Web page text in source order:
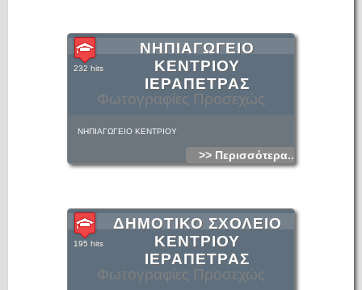
Φωτογραφίες Προσεχώς
ΝΗΠΙΑΓΩΓΕΙΟ
ΚΕΝΤΡΙΟΥ
ΙΕΡΑΠΕΤΡΑΣ
232 hits
ΝΗΠΙΑΓΩΓΕΙΟ ΚΕΝΤΡΙΟΥ
>> Περισσότερα...
Φωτογραφίες Προσεχώς
ΔΗΜΟΤΙΚΟ ΣΧΟΛΕΙΟ
ΚΕΝΤΡΙΟΥ
ΙΕΡΑΠΕΤΡΑΣ
195 hits